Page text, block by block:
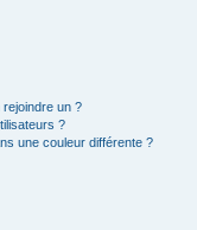
rejoindre un ?
?
une couleur différente ?